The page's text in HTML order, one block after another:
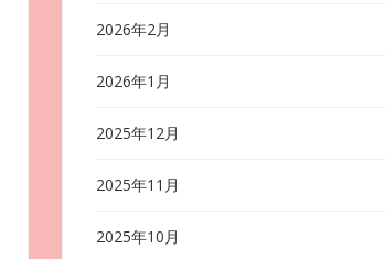
2026年2月
2026年1月
2025年12月
2025年11月
2025年10月